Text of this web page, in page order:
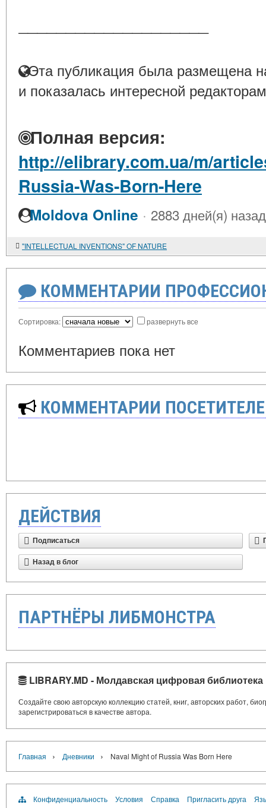
Эта публикация была размещена
и показалась интересной
Полная версия:
http://elibrary.com.ua/m/
Russia-Was-Born-Here
Moldova Online · 2883 дней(я) назад
"INTELLECTUAL INVENTIONS" OF NATURE
КОММЕНТАРИИ
Сортировка: развернуть все
Комментариев пока нет
КОММЕНТАРИИ
ДЕЙСТВИЯ
Подписаться
Назад в блог
ПАРТНЁРЫ ЛИБМОНСТРА
LIBRARY.MD - Молдавская цифровая библиотека
Создайте свою авторскую коллекцию статей, книг, авторских работ,
зарегистрироваться в качестве автора.
Главная › Дневники › Naval Might of Russia Was Born Here
Конфиденциальность Условия Справка Пригласить друга